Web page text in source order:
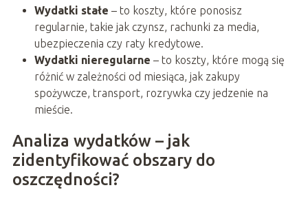
Wydatki stałe – to koszty, które ponosisz
regularnie, takie jak czynsz, rachunki za media,
ubezpieczenia czy raty kredytowe.
Wydatki nieregularne – to koszty, które mogą się
różnić w zależności od miesiąca, jak zakupy
spożywcze, transport, rozrywka czy jedzenie na
mieście.
Analiza wydatków – jak
zidentyfikować obszary do
oszczędności?